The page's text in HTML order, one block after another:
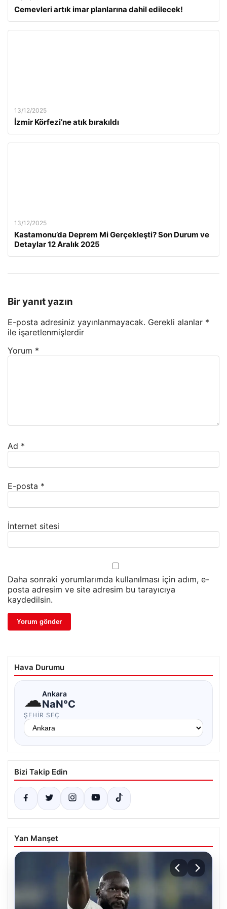
Cemevleri artık imar planlarına dahil edilecek!
13/12/2025
İzmir Körfezi’ne atık bırakıldı
13/12/2025
Kastamonu’da Deprem Mi Gerçekleşti? Son Durum ve
Detaylar 12 Aralık 2025
Bir yanıt yazın
E-posta adresiniz yayınlanmayacak. Gerekli alanlar *
ile işaretlenmişlerdir
Yorum *
Ad *
E-posta *
İnternet sitesi
Daha sonraki yorumlarımda kullanılması için adım, e-
posta adresim ve site adresim bu tarayıcıya
kaydedilsin.
Hava Durumu
☁Ankara
NaN°C
ŞEHIR SEÇ
Bizi Takip Edin
Yan Manşet